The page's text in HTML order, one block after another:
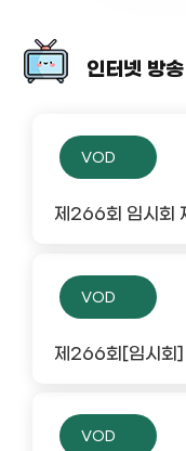
인터넷 방송
VOD
제266회 임시회
VOD
제266회[임시
VOD